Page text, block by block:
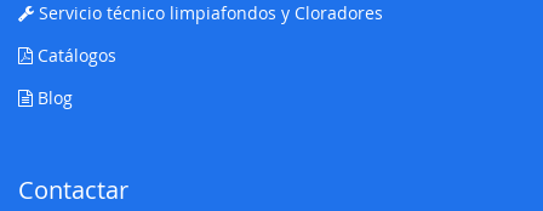
Servicio técnico limpiafondos y Cloradores
Catálogos
Blog
Contactar